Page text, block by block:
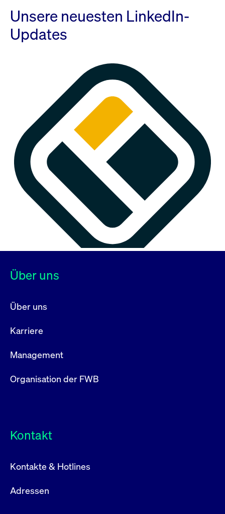
Unsere neuesten LinkedIn-
Updates
Über uns
Über uns
Karriere
Management
Organisation der FWB
Kontakt
Kontakte & Hotlines
Adressen